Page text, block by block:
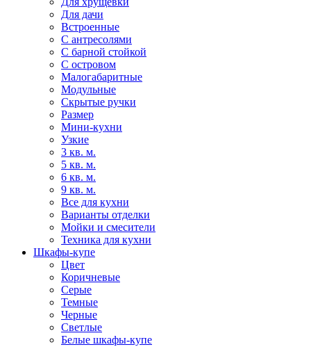
Для дачи
Встроенные
С антресолями
С барной стойкой
С островом
Малогабаритные
Модульные
Скрытые ручки
Размер
Мини-кухни
Узкие
3 кв. м.
5 кв. м.
6 кв. м.
9 кв. м.
Все для кухни
Варианты отделки
Мойки и смесители
Техника для кухни
Шкафы-купе
Цвет
Коричневые
Серые
Темные
Черные
Светлые
Белые шкафы-купе